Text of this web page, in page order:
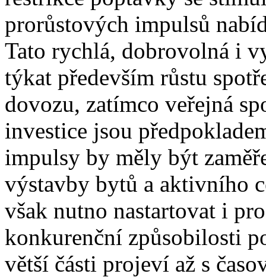
prorůstových impulsů
Tato rychlá, dobrovolná i
týkat především růstu
dovozu, zatímco veřejná
investice jsou
impulsy by měly být
výstavby bytů a aktivního
však nutno nastartovat i
konkurenční způsobilosti
větší části projeví až s